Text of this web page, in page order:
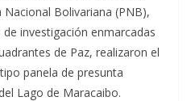
Bolivariana (PNB),
investigación enmarcadas
de Paz, realizaron el
panela de presunta
Lago de Maracaibo.